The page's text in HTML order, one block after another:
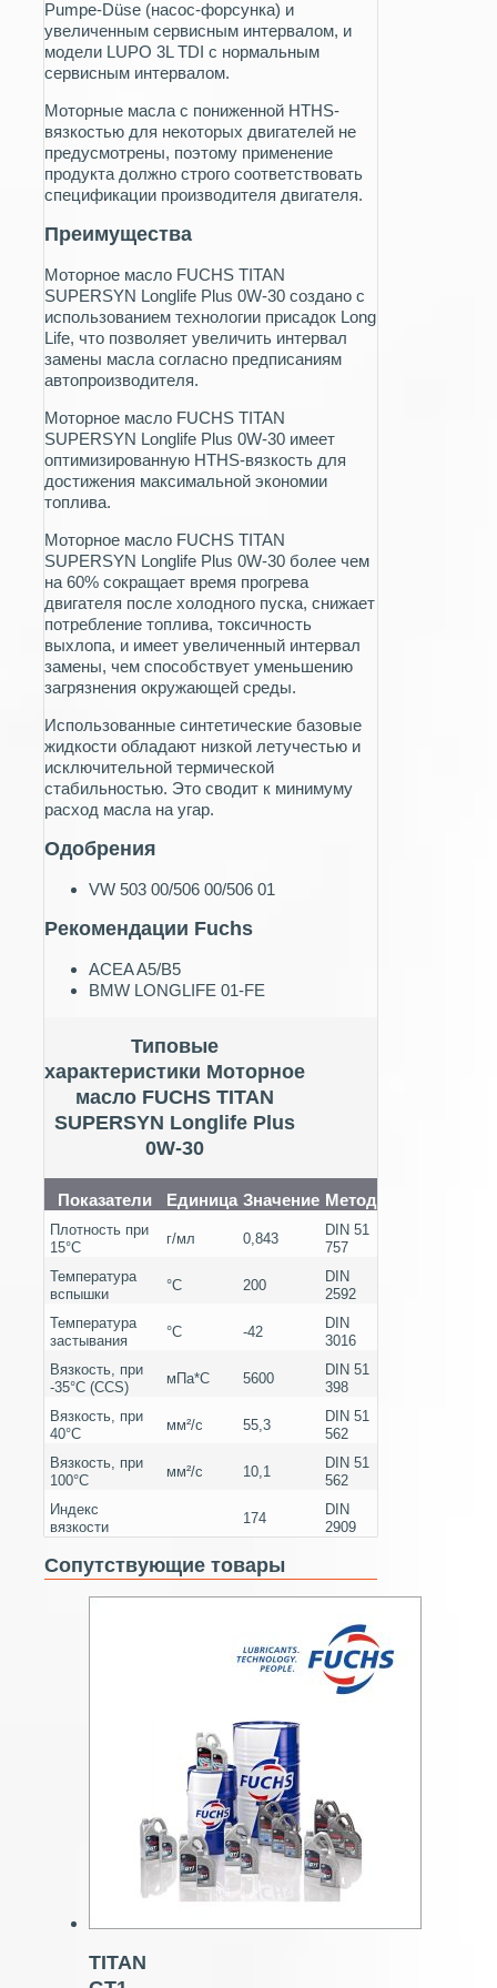
Pumpe-Düse (насос-форсунка) и
увеличенным сервисным интервалом, и
модели LUPO 3L TDI с нормальным
сервисным интервалом.
Моторные масла с пониженной HTHS-
вязкостью для некоторых двигателей не
предусмотрены, поэтому применение
продукта должно строго соответствовать
спецификации производителя двигателя.
Преимущества
Моторное масло FUCHS TITAN
SUPERSYN Longlife Plus 0W-30 создано с
использованием технологии присадок Long
Life, что позволяет увеличить интервал
замены масла согласно предписаниям
автопроизводителя.
Моторное масло FUCHS TITAN
SUPERSYN Longlife Plus 0W-30 имеет
оптимизированную HTHS-вязкость для
достижения максимальной экономии
топлива.
Моторное масло FUCHS TITAN
SUPERSYN Longlife Plus 0W-30 более чем
на 60% сокращает время прогрева
двигателя после холодного пуска, снижает
потребление топлива, токсичность
выхлопа, и имеет увеличенный интервал
замены, чем способствует уменьшению
загрязнения окружающей среды.
Использованные синтетические базовые
жидкости обладают низкой летучестью и
исключительной термической
стабильностью. Это сводит к минимуму
расход масла на угар.
Одобрения
VW 503 00/506 00/506 01
Рекомендации Fuchs
ACEA A5/B5
BMW LONGLIFE 01-FE
Типовые
характеристики Моторное
масло FUCHS TITAN
SUPERSYN Longlife Plus
0W-30
Показатели Единица Значение Метод
Плотность при
15°С
г/мл 0,843
DIN 51
757
Температура
вспышки
°C 200
DIN
2592
Температура
застывания
°C -42
DIN
3016
Вязкость, при
-35°C (CCS)
мПа*С 5600
DIN 51
398
Вязкость, при
40°C
мм²/c 55,3
DIN 51
562
Вязкость, при
100°C
мм²/c 10,1
DIN 51
562
Индекс
вязкости
174
DIN
2909
Сопутствующие товары
TITAN